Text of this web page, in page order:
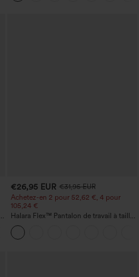
€26,95 EUR €31,95 EUR
Achetez-en 2 pour 52,62 €, 4 pour
105,24 €
Halara Flex™ Pantalon de travail à taille
haute, jambe large, avec poches, en
maille gaufrée